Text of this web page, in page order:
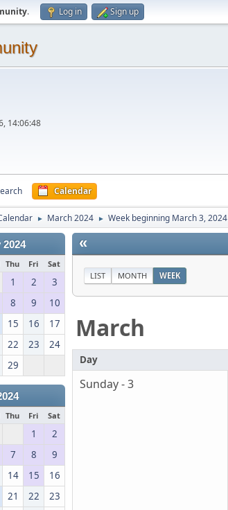
. Log in Sign up
14:06:48
Calendar
► March 2024 ► Week beginning March 3, 2024
2024
Thu Fri Sat
1 2
3
8 9
10
15 16
17
22 23
24
29
Thu Fri Sat
1
2
7 8
9
14 15
16
21 22
23
«
LIST MONTH WEEK
March
Day
Sunday - 3